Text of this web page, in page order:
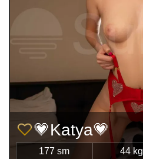
💗Katya💗
177 sm 44 kg